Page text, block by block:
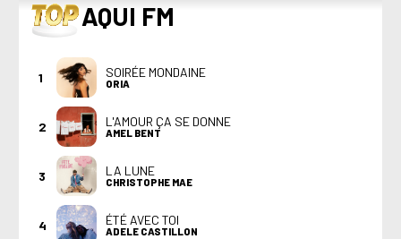
TOP AQUI FM
1 SOIRÉE MONDAINE
ORIA
2 L'AMOUR ÇA SE DONNE
AMEL BENT
3 LA LUNE
CHRISTOPHE MAE
4 ÉTÉ AVEC TOI
ADELE CASTILLON